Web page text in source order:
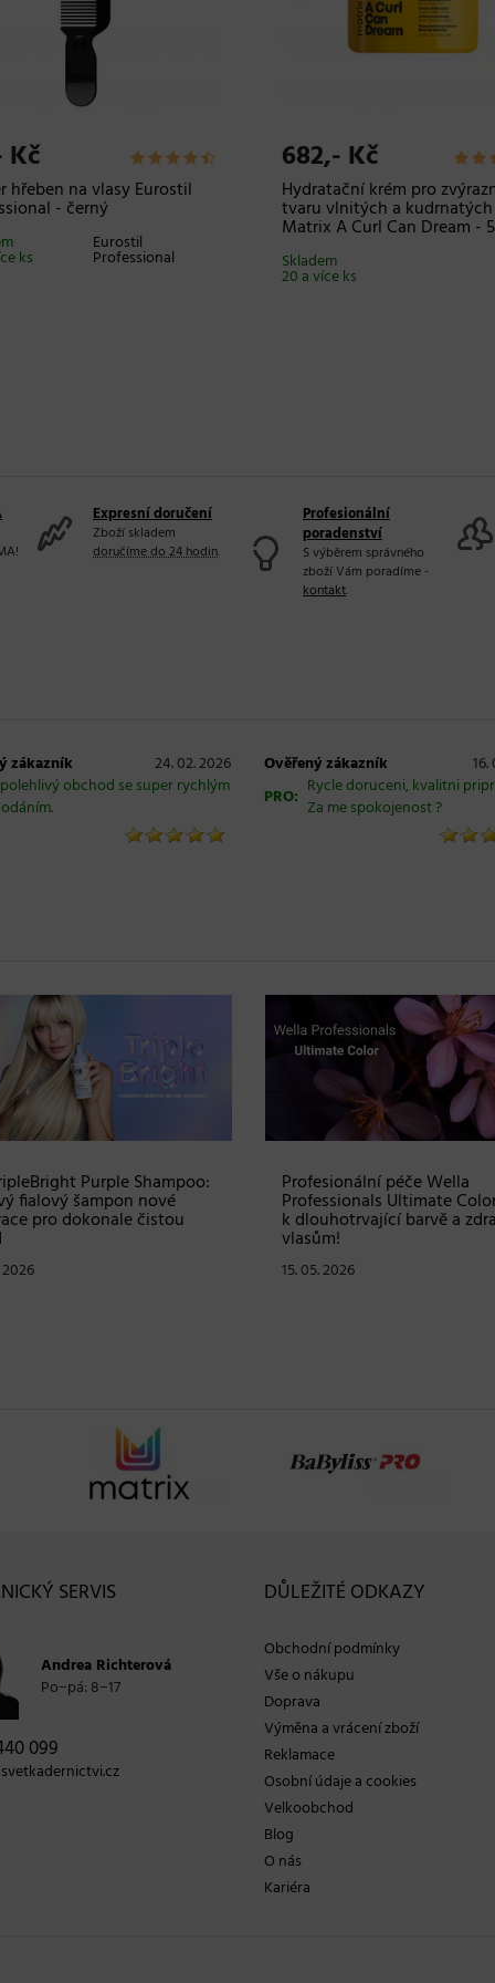
Kč
kadeřnický alobal
Best Buy - 100 m, 12
Original Best Buy
32,- Kč
Klíček na vymačkávání tub
- stříbrný
Expresní doručení
Zboží skladem
doručíme do 24 hodin.
Profesionální
poradenství
S výběrem správného
zboží Vám poradíme -
kontakt.
zákazník
24. 02. 2026
obchod se super rychlým
Ověřený zákazník
PRO: Rycle doruceni, kvalitni
Za me spokojenost ?
ke Dni matek: vyhrajte
produkty RevitaLash v
více než 2700 Kč
Prvomájová soutěž – vyhrajte
Blindbox s produkty od
profesionální značky Matrix!
30. 04. 2026
SERVIS
Andrea Richterová
Po−pá: 8−17
099
DŮLEŽITÉ ODKAZY
Obchodní podmínky
Vše o nákupu
Doprava
Výměna a vrácení zboží
Reklamace
Osobní údaje a cookies
Velkoobchod
Blog
O nás
Kariéra